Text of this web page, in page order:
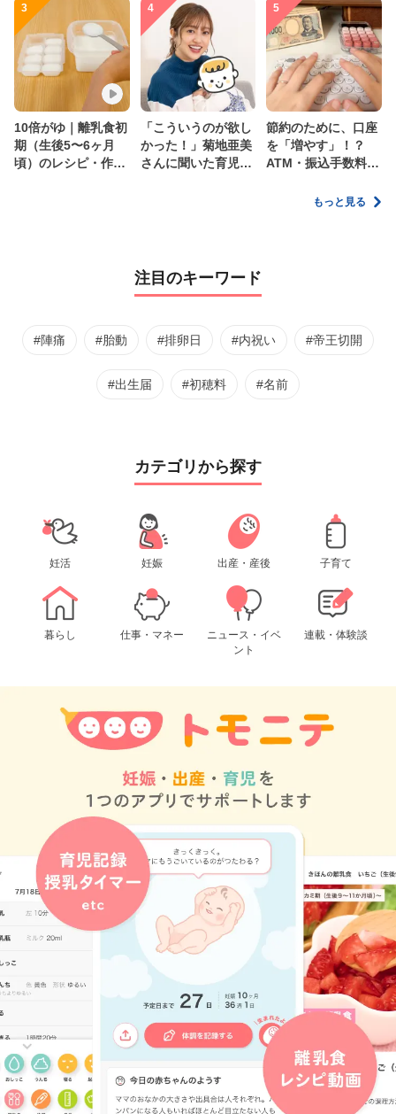
3
10倍がゆ｜離乳食初
期（生後5〜6ヶ月
頃）のレシピ・作り
4
「こういうのが欲し
かった！」菊地亜美
さんに聞いた育児
5
節約のために、口座
を「増やす」！？
ATM・振込手数料の
家計管理術もっと見る
注目のキーワード
#陣痛 #胎動 #排卵日 #内祝い #帝王切開
#出生届 #初穂料 #名前
カテゴリから探す
妊活 妊娠 出産・産後 子育て
暮らし 仕事・マネー
ニュース・イベ
ント
連載・体験談